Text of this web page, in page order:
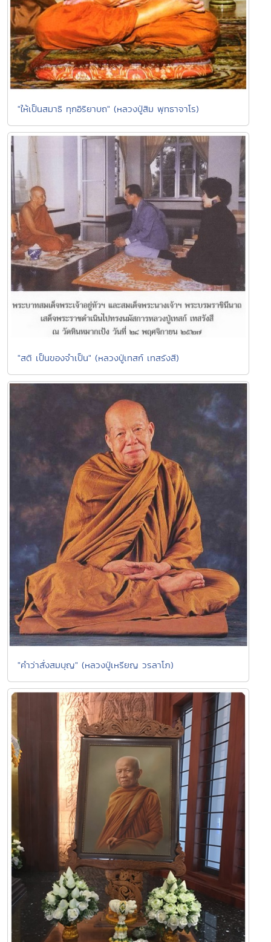
"ให้เป็นสมาธิ ทุกอิริยาบถ" (หลวงปู่สิม พุทธาจาโร)
"สติ เป็นของจำเป็น" (หลวงปู่เทสก์ เทสรังสี)
"คำว่าสั่งสมบุญ" (หลวงปู่เหรียญ วรลาโภ)